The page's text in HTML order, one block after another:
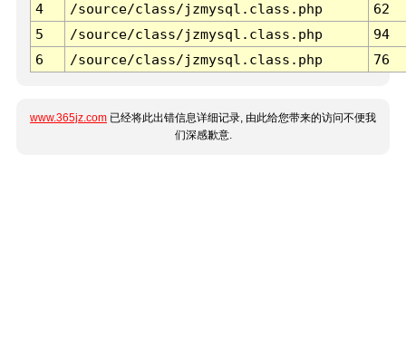
4
/source/class/jzmysql.class.php
62
5
/source/class/jzmysql.class.php
94
6
/source/class/jzmysql.class.php 76
www.365jz.com 已经将此出错信息详细记录, 由此给您带来的访问不便我
们深感歉意.